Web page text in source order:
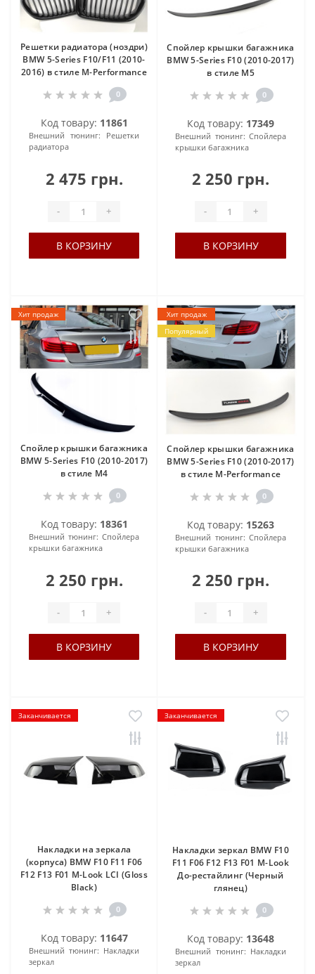
Решетки радиатора (ноздри)
BMW 5-Series F10/F11 (2010-
2016) в стиле M-Performance
0
Код товару: 11861
Внешний тюнинг:
Решетки
радиатора
2 475 грн.
- +
В КОРЗИНУ
Спойлер крышки багажника
BMW 5-Series F10 (2010-2017)
в стиле М5
0
Код товару: 17349
Внешний тюнинг: Спойлера
крышки багажника
2 250 грн.
- +
В КОРЗИНУ
Хит продаж
Спойлер крышки багажника
BMW 5-Series F10 (2010-2017)
в стиле М4
0
Код товару: 18361
Внешний тюнинг: Спойлера
крышки багажника
2 250 грн.
- +
В КОРЗИНУ
Хит продаж
Популярный
Спойлер крышки багажника
BMW 5-Series F10 (2010-2017)
в стиле M-Performance
0
Код товару: 15263
Внешний тюнинг: Спойлера
крышки багажника
2 250 грн.
- +
В КОРЗИНУ
Заканчивается
Накладки на зеркала
(корпуса) BMW F10 F11 F06
F12 F13 F01 M-Look LCI (Gloss
Black)
0
Код товару: 11647
Внешний тюнинг: Накладки
зеркал
Заканчивается
Накладки зеркал BMW F10
F11 F06 F12 F13 F01 M-Look
До-рестайлинг (Черный
глянец)
0
Код товару: 13648
Внешний тюнинг: Накладки
зеркал